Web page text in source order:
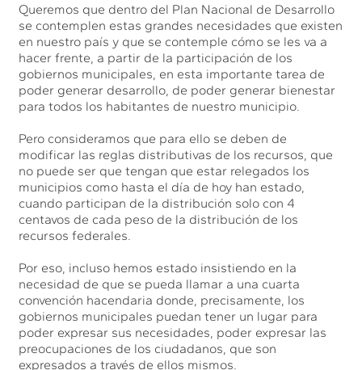
Queremos que dentro del Plan Nacional de Desarrollo
se contemplen estas grandes necesidades que existen
en nuestro país y que se contemple cómo se les va a
hacer frente, a partir de la participación de los
gobiernos municipales, en esta importante tarea de
poder generar desarrollo, de poder generar bienestar
para todos los habitantes de nuestro municipio.
Pero consideramos que para ello se deben de
modificar las reglas distributivas de los recursos, que
no puede ser que tengan que estar relegados los
municipios como hasta el día de hoy han estado,
cuando participan de la distribución solo con 4
centavos de cada peso de la distribución de los
recursos federales.
Por eso, incluso hemos estado insistiendo en la
necesidad de que se pueda llamar a una cuarta
convención hacendaria donde, precisamente, los
gobiernos municipales puedan tener un lugar para
poder expresar sus necesidades, poder expresar las
preocupaciones de los ciudadanos, que son
expresados a través de ellos mismos.